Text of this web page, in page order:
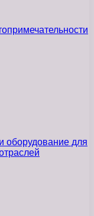
оборудование для